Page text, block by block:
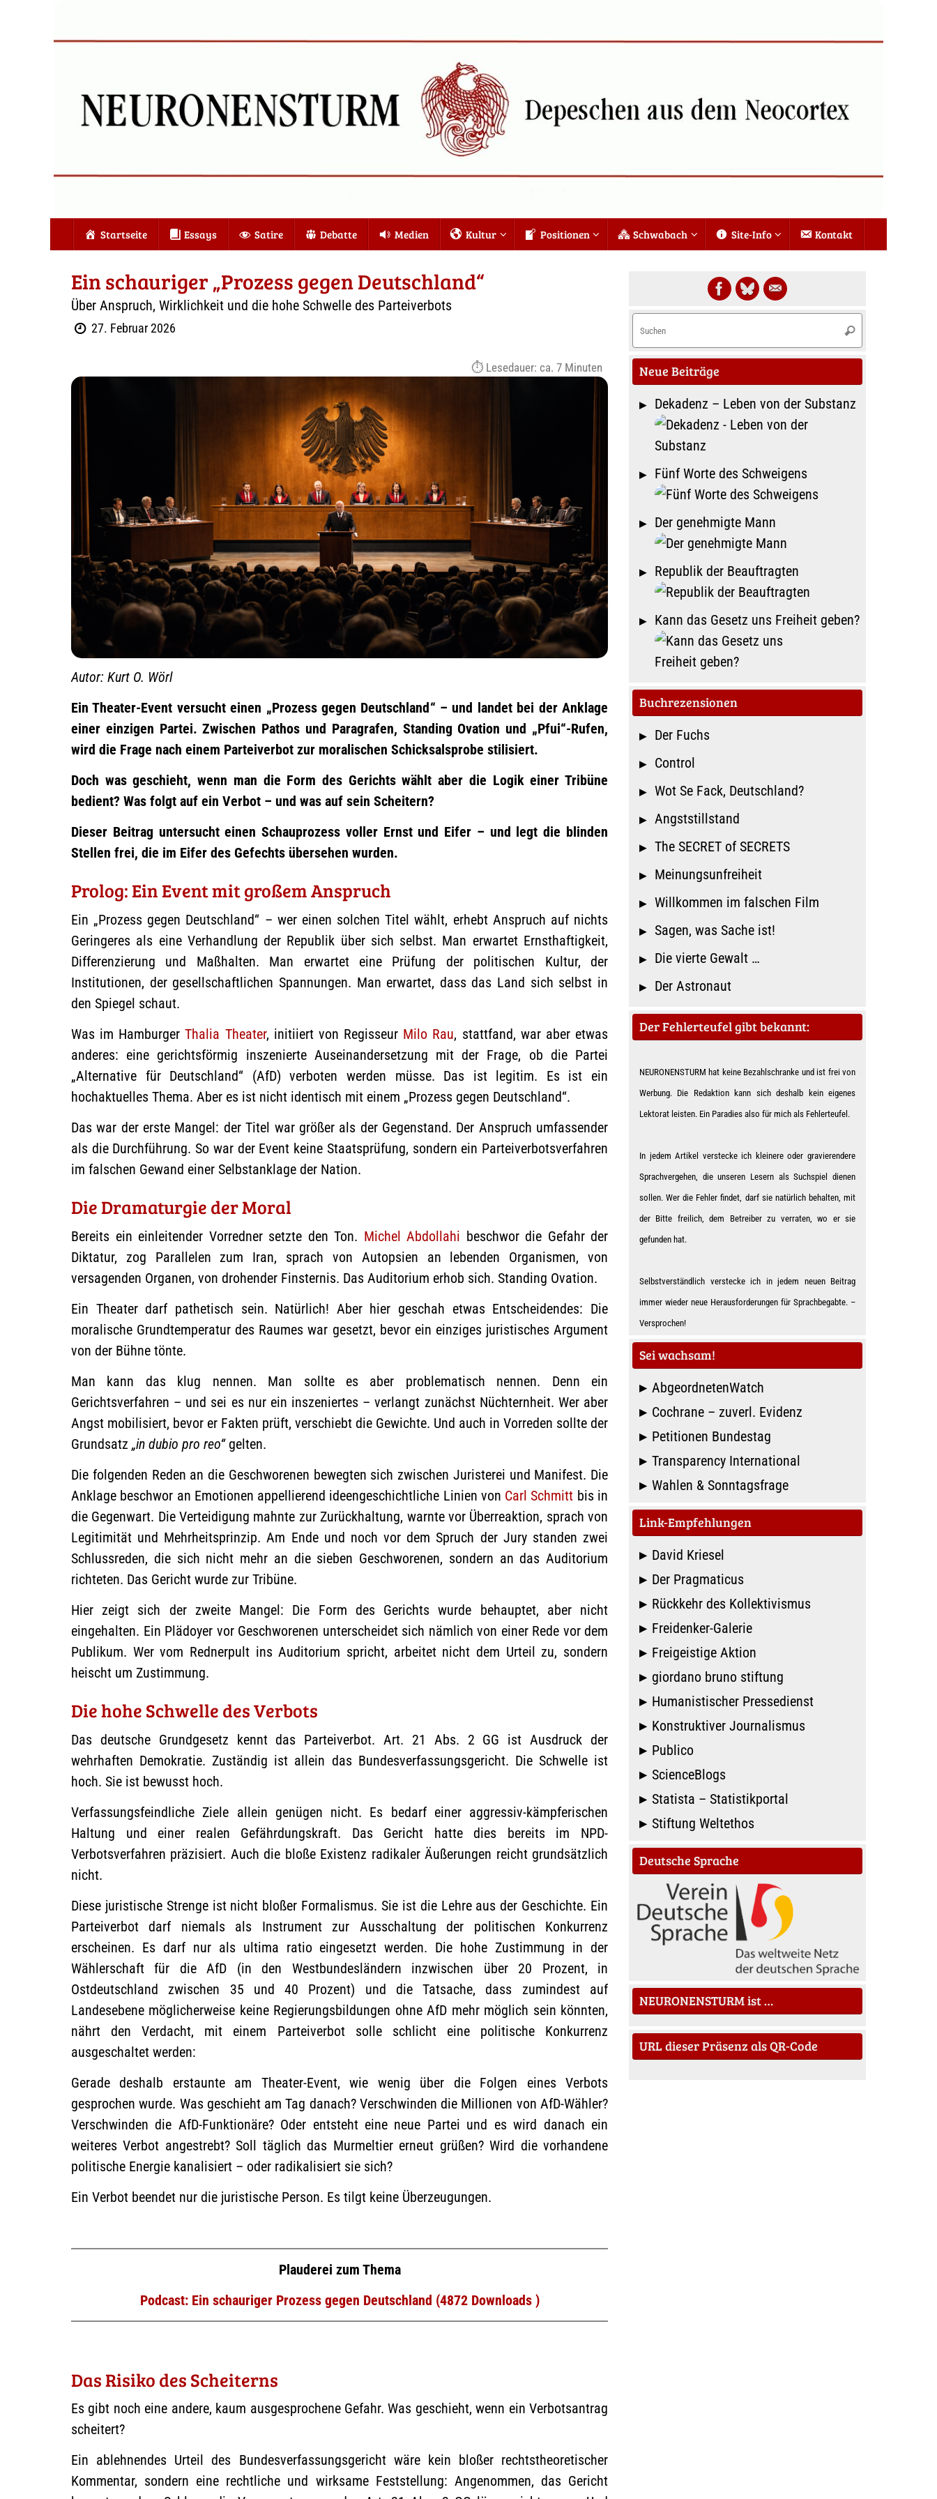
springen
Startseite Essays Satire Debatte Medien Kultur Positionen Schwabach Site-Info Kontakt
Ein schauriger „Prozess gegen Deutschland“
Über Anspruch, Wirklichkeit und die hohe Schwelle des Parteiverbots
27. Februar 2026
Lesedauer: ca. 7 Minuten
Autor: Kurt O. Wörl
Ein Theater-Event versucht einen „Prozess gegen Deutschland“ – und landet bei der Anklage
einer einzigen Partei. Zwischen Pathos und Paragrafen, Standing Ovation und „Pfui“-Rufen,
wird die Frage nach einem Parteiverbot zur moralischen Schicksalsprobe stilisiert.
Doch was geschieht, wenn man die Form des Gerichts wählt aber die Logik einer Tribüne
bedient? Was folgt auf ein Verbot – und was auf sein Scheitern?
Dieser Beitrag untersucht einen Schauprozess voller Ernst und Eifer – und legt die blinden
Stellen frei, die im Eifer des Gefechts übersehen wurden.
Prolog: Ein Event mit großem Anspruch
Ein „Prozess gegen Deutschland“ – wer einen solchen Titel wählt, erhebt Anspruch auf nichts
Geringeres als eine Verhandlung der Republik über sich selbst. Man erwartet Ernsthaftigkeit,
Differenzierung und Maßhalten. Man erwartet eine Prüfung der politischen Kultur, der
Institutionen, der gesellschaftlichen Spannungen. Man erwartet, dass das Land sich selbst in
den Spiegel schaut.
Was im HamburgerThalia Theater, initiiert von Regisseur Milo Rau, stattfand, war aber etwas
anderes: eine gerichtsförmig inszenierte Auseinandersetzung mit der Frage, ob die Partei
„Alternative für Deutschland“ (AfD) verboten werden müsse. Das ist legitim. Es ist ein
hochaktuelles Thema. Aber es ist nicht identisch mit einem „Prozess gegen Deutschland“.
Das war der erste Mangel: der Titel war größer als der Gegenstand. Der Anspruch umfassender
als die Durchführung. So war der Event keine Staatsprüfung, sondern ein Parteiverbotsverfahren
im falschen Gewand einer Selbstanklage der Nation.
Die Dramaturgie der Moral
Bereits ein einleitender Vorredner setzte den Ton. Michel Abdollahi beschwor die Gefahr der
Diktatur, zog Parallelen zum Iran, sprach von Autopsien an lebenden Organismen, von
versagenden Organen, von drohender Finsternis. Das Auditorium erhob sich. Standing Ovation.
Ein Theater darf pathetisch sein. Natürlich! Aber hier geschah etwas Entscheidendes: Die
moralische Grundtemperatur des Raumes war gesetzt, bevor ein einziges juristisches Argument
von der Bühne tönte.
Man kann das klug nennen. Man sollte es aber problematisch nennen. Denn ein
Gerichtsverfahren – und sei es nur ein inszeniertes – verlangt zunächst Nüchternheit. Wer aber
Angst mobilisiert, bevor er Fakten prüft, verschiebt die Gewichte. Und auch in Vorreden sollte der
Grundsatz „in dubio pro reo“gelten.
Die folgenden Reden an die Geschworenen bewegten sich zwischen Juristerei und Manifest. Die
Anklage beschwor an Emotionen appellierend ideengeschichtliche Linien von Carl Schmitt bis in
die Gegenwart. Die Verteidigung mahnte zur Zurückhaltung, warnte vor Überreaktion, sprach von
Legitimität und Mehrheitsprinzip. Am Ende und noch vor dem Spruch der Jury standen zwei
Schlussreden, die sich nicht mehr an die sieben Geschworenen, sondern an das Auditorium
richteten. Das Gericht wurde zur Tribüne.
Hier zeigt sich der zweite Mangel: Die Form des Gerichts wurde behauptet, aber nicht
eingehalten. Ein Plädoyer vor Geschworenen unterscheidet sich nämlich von einer Rede vor dem
Publikum. Wer vom Rednerpult ins Auditorium spricht, arbeitet nicht dem Urteil zu, sondern
heischt um Zustimmung.
Die hohe Schwelle des Verbots
Das deutsche Grundgesetz kennt das Parteiverbot. Art. 21 Abs. 2 GG ist Ausdruck der
wehrhaften Demokratie. Zuständig ist allein das Bundesverfassungsgericht. Die Schwelle ist
hoch. Sie ist bewusst hoch.
Verfassungsfeindliche Ziele allein genügen nicht. Es bedarf einer aggressiv-kämpferischen
Haltung und einer realen Gefährdungskraft. Das Gericht hatte dies bereits im NPD-
Verbotsverfahren präzisiert. Auch die bloße Existenz radikaler Äußerungen reicht grundsätzlich
nicht.
Diese juristische Strenge ist nicht bloßer Formalismus. Sie ist die Lehre aus der Geschichte. Ein
Parteiverbot darf niemals als Instrument zur Ausschaltung der politischen Konkurrenz
erscheinen. Es darf nur als ultima ratio eingesetzt werden. Die hohe Zustimmung in der
Wählerschaft für die AfD (in den Westbundesländern inzwischen über 20 Prozent, in
Ostdeutschland zwischen 35 und 40 Prozent) und die Tatsache, dass zumindest auf
Landesebene möglicherweise keine Regierungsbildungen ohne AfD mehr möglich sein könnten,
nährt den Verdacht, mit einem Parteiverbot solle schlicht eine politische Konkurrenz
ausgeschaltet werden:
Gerade deshalb erstaunte am Theater-Event, wie wenig über die Folgen eines Verbots
gesprochen wurde. Was geschieht am Tag danach? Verschwinden die Millionen von AfD-Wähler?
Verschwinden die AfD-Funktionäre? Oder entsteht eine neue Partei und es wird danach ein
weiteres Verbot angestrebt? Soll täglich das Murmeltier erneut grüßen? Wird die vorhandene
politische Energie kanalisiert – oder radikalisiert sie sich?
Ein Verbot beendet nur die juristische Person. Es tilgt keine Überzeugungen.
Plauderei zum Thema
Podcast: Ein schauriger Prozess gegen Deutschland (4872 Downloads )
Das Risiko des Scheiterns
Es gibt noch eine andere, kaum ausgesprochene Gefahr. Was geschieht, wenn ein Verbotsantrag
scheitert?
Ein ablehnendes Urteil des Bundesverfassungsgericht wäre kein bloßer rechtstheoretischer
Kommentar, sondern eine rechtliche und wirksame Feststellung: Angenommen, das Gericht
nach:
Suchen
Neue Beiträge
Dekadenz – Leben von der Substanz
Fünf Worte des Schweigens
Der genehmigte Mann
Republik der Beauftragten
Kann das Gesetz uns Freiheit geben?
Buchrezensionen
Der Fuchs
Control
Wot Se Fack, Deutschland?
Angststillstand
The SECRET of SECRETS
Meinungsunfreiheit
Willkommen im falschen Film
Sagen, was Sache ist!
Die vierte Gewalt …
Der Astronaut
Der Fehlerteufel gibt bekannt:
NEURONENSTURM hat keine Bezahlschranke und ist frei von
Werbung. Die Redaktion kann sich deshalb kein eigenes
Lektorat leisten. Ein Paradies also für mich als Feh­ler­teu­fe­l.
In jedem Artikel verstecke ich kleinere oder gravierendere
Sprachvergehen, die unseren Lesern als Suchspiel dienen
sollen. Wer die Fehler findet, darf sie natürlich behalten, mit
der Bitte freilich, dem Betreiber zu verraten, wo er sie
gefunden hat.
Selbstverständlich verstecke ich in jedem neuen Beitrag
immer wieder neue Herausforderungen für Sprachbegabte. –
Ver­spro­chen!
Sei wachsam!
AbgeordnetenWatch
Cochrane – zuverl. Evidenz
Petitionen Bundestag
Transparency International
Wahlen & Sonntagsfrage
Link-Empfehlungen
David Kriesel
Der Pragmaticus
Rückkehr des Kollektivismus
Freidenker-Galerie
Freigeistige Aktion
giordano bruno stiftung
Humanistischer Pressedienst
Konstruktiver Journalismus
Publico
ScienceBlogs
Statista – Statistikportal
Stiftung Weltethos
Deutsche Sprache
NEURONENSTURM ist …
URL dieser Präsenz als QR-Code